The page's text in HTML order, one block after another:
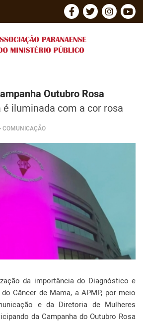
Outubro Rosa
é iluminada com a cor rosa
COMUNICAÇÃO
da importância do Diagnóstico e
Câncer de Mama, a APMP, por meio
e da Diretoria de Mulheres
da Campanha do Outubro Rosa